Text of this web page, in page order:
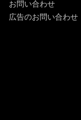
お問い合わせ
広告のお問い合わせ